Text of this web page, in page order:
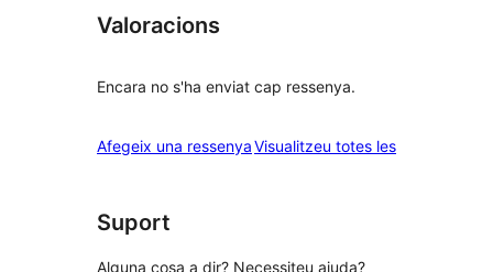
Valoracions
Encara no s'ha enviat cap ressenya.
Afegeix una ressenyaVisualitzeu totes lesressenyes
Suport
Alguna cosa a dir? Necessiteu ajuda?